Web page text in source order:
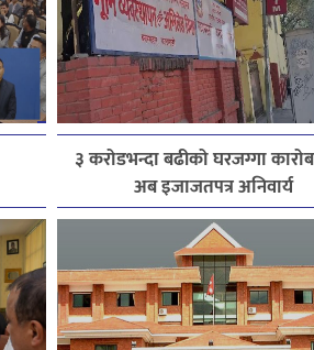
३ करोडभन्दा बढीको घरजग्गा
अब इजाजतपत्र अनिवार्य